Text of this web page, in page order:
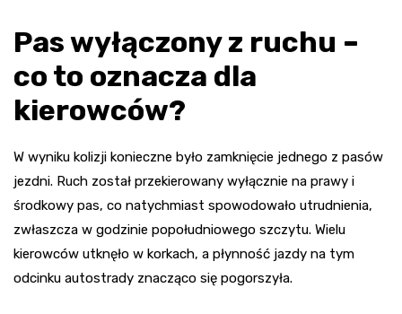
Pas wyłączony z ruchu –
co to oznacza dla
kierowców?
W wyniku kolizji konieczne było zamknięcie jednego z pasów
jezdni. Ruch został przekierowany wyłącznie na prawy i
środkowy pas, co natychmiast spowodowało utrudnienia,
zwłaszcza w godzinie popołudniowego szczytu. Wielu
kierowców utknęło w korkach, a płynność jazdy na tym
odcinku autostrady znacząco się pogorszyła.